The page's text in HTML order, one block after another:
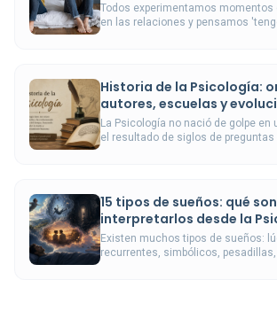
Todos experimentamos momentos
en las relaciones y pensamos
Historia de la Psicología:
autores, escuelas y
La Psicología no nació de golpe en
el resultado de siglos de preguntas
15 tipos de sueños: qué
interpretarlos desde la
Existen muchos tipos de sueños:
recurrentes, simbólicos,